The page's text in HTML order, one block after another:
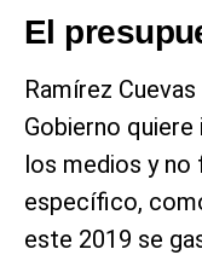
El
Ramírez
Gobierno
los medios y no
específico,
este 2019 se